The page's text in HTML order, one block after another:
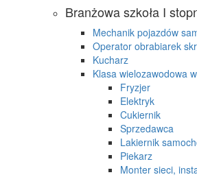
Branżowa szkoła I
Mechanik pojazdów
Operator obrabiarek
Kucharz
Klasa wielozawodowa
Fryzjer
Elektryk
Cukiernik
Sprzedawca
Lakiernik
Piekarz
Monter sieci,